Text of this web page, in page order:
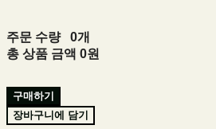
주문 수량
0개
총 상품 금액 0원
구매하기
장바구니에 담기